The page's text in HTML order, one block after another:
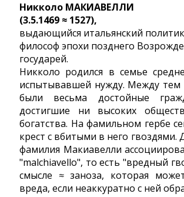
Никколо МАКИАВЕЛЛИ
(3.5.1469 ≈ 1527),
выдающийся итальянский
философ эпохи позднего
государей.
Никколо родился в семье
испытывавшей нужду. Между тем
были весьма достойные
достигшие ни высоких
богатства. На фамильном гербе
крест с вбитыми в него гвоздями.
фамилия Макиавелли
"malchiavello", то есть "вредный
смысле ≈ заноза, которая
вреда, если неаккуратно с ней